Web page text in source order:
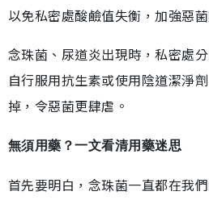
以免私密處酸鹼值失衡，加強惡菌
念珠菌、尿道炎出現時，私密處
自行服用抗生素或使用陰道潔淨
掉，令惡菌更肆虐。
無須用藥？一文看清用藥迷思
首先要明白，念珠菌一直都在我